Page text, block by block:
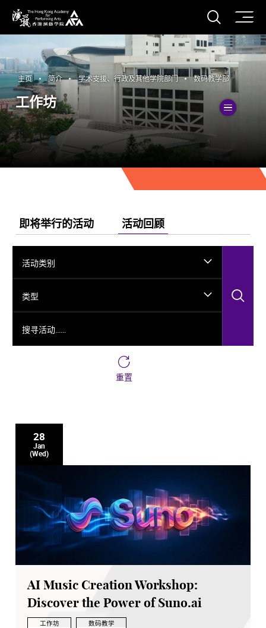
香港演艺学院
打开
主页 简介 学术支援、行政及其他学院部门 数码教学部
工作坊
切
即将举行的活动 活动回顾
活动类别
类型
重置
28
Jan
(Wed)
AI Music Creation Workshop:
Discover the Power of Suno.ai
工作坊 数码教学